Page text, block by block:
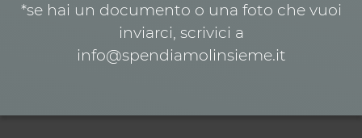
*se hai un documento o una foto che vuoi
inviarci, scrivici a
info@spendiamolinsieme.it